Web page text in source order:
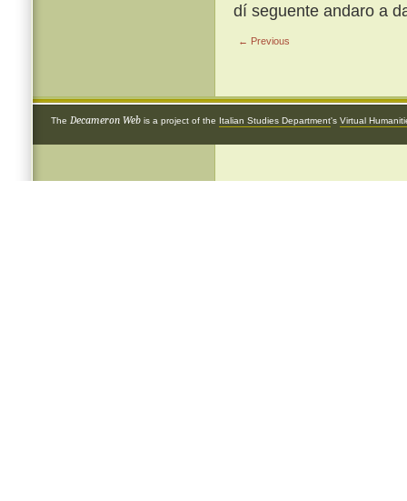
dí seguente andaro a
← Previous
The Decameron Web is a project of the Italian Studies Department's Virtual